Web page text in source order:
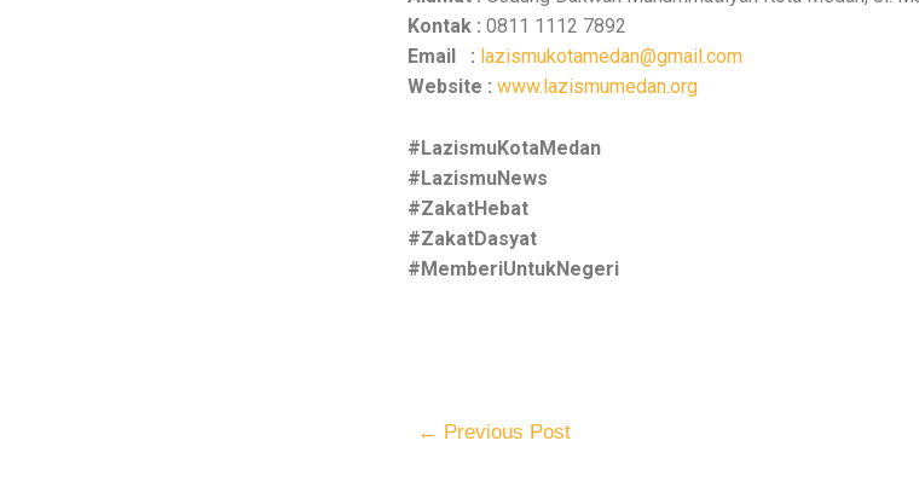
Kontak : 0811 1112 7892
Email : lazismukotamedan@gmail.com
Website : www.lazismumedan.org
#LazismuKotaMedan
#LazismuNews
#ZakatHebat
#ZakatDasyat
#MemberiUntukNegeri
← Previous Post